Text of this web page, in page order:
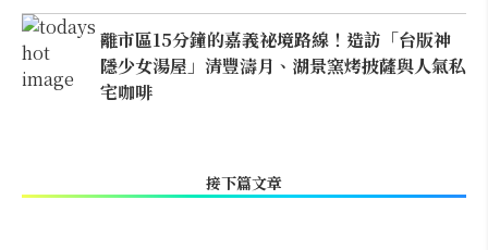
離市區15分鐘的嘉義祕境路線！造訪「台版神
隱少女湯屋」清豐濤月、湖景窯烤披薩與人氣私
宅咖啡
接下篇文章